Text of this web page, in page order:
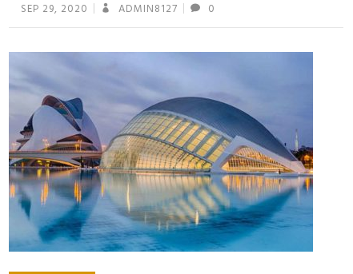
SEP 29, 2020 ADMIN8127 0